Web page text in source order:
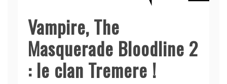
Vampire, The
Masquerade Bloodline 2
: le clan Tremere !